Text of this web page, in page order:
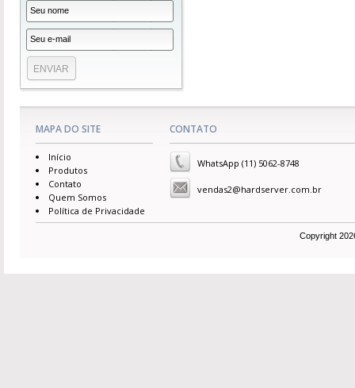
MAPA DO SITE
Início
Produtos
Contato
Quem Somos
Política de Privacidade
CONTATO
WhatsApp (11) 5062-8748
vendas2@hardserver.com.br
Copyright